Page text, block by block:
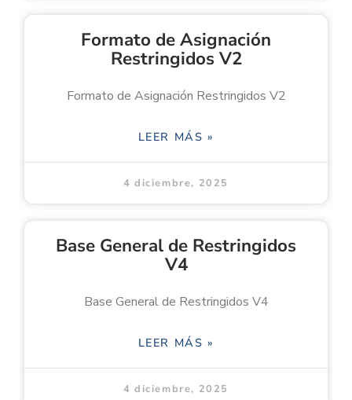
Formato de Asignación
Restringidos V2
Formato de Asignación Restringidos V2
LEER MÁS »
4 diciembre, 2025
Base General de Restringidos
V4
Base General de Restringidos V4
LEER MÁS »
4 diciembre, 2025